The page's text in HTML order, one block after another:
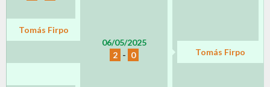
06/05/2025
2 - 0
Tomás Firpo
Tomás Firpo